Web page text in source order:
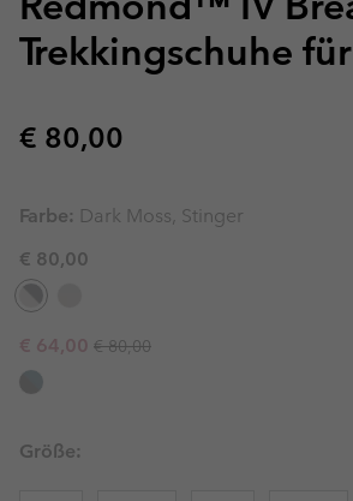
Trekkingschuhe
Regular price:
€ 80,00
Farbe: Dark Moss, Stinger
€ 80,00
Sale price:
€ 64,00 Regular price:
€ 80,00
Größe: